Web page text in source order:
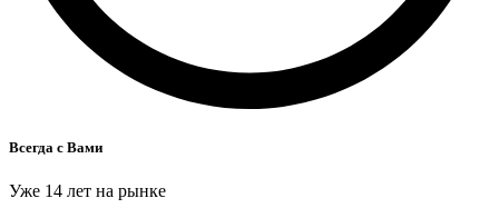
Всегда с Вами
Уже 14 лет на рынке